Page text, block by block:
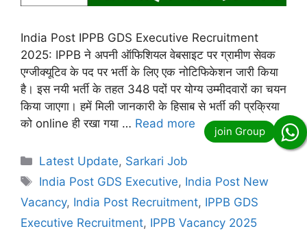
India Post IPPB GDS Executive Recruitment
2025: IPPB ने अपनी ऑफिशियल वेबसाइट पर ग्रामीण सेवक
एग्जीक्यूटिव के पद पर भर्ती के लिए एक नोटिफिकेशन जारी किया
है। इस नयी भर्ती के तहत 348 पदों पर योग्य उम्मीदवारों का चयन
किया जाएगा। हमें मिली जानकारी के हिसाब से भर्ती की प्रक्रिया
को online ही रखा गया … Read more
Categories
Latest Update, Sarkari Job
Tags
India Post GDS Executive, India Post New
Vacancy, India Post Recruitment, IPPB GDS
Executive Recruitment, IPPB Vacancy 2025